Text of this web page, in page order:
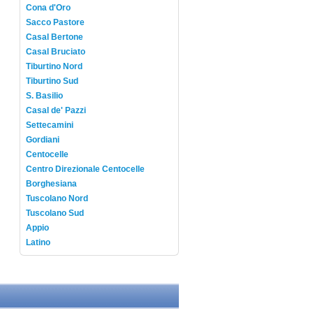
Cona d'Oro
Sacco Pastore
Casal Bertone
Casal Bruciato
Tiburtino Nord
Tiburtino Sud
S. Basilio
Casal de' Pazzi
Settecamini
Gordiani
Centocelle
Centro Direzionale Centocelle
Borghesiana
Tuscolano Nord
Tuscolano Sud
Appio
Latino